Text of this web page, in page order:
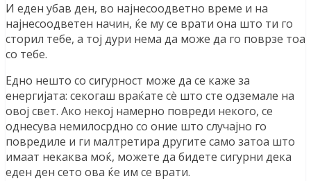
И еден убав ден, во најнесоодветно време и на
најнесоодветен начин, ќе му се врати она што ти го
сторил тебе, а тој дури нема да може да го поврзе тоа
со тебе.
Едно нешто со сигурност може да се каже за
енергијата: секогаш враќате сè што сте одземале на
овој свет. Ако некој намерно повреди некого, се
однесува немилосрдно со оние што случајно го
повредиле и ги малтретира другите само затоа што
имаат некаква моќ, можете да бидете сигурни дека
еден ден сето ова ќе им се врати.